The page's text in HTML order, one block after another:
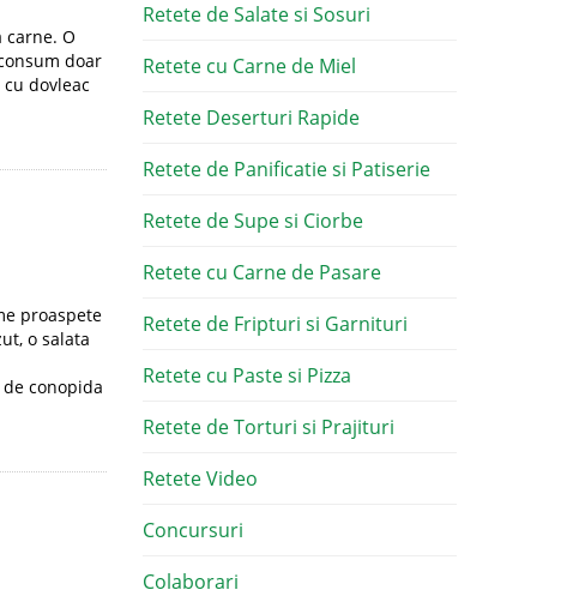
O
doar
dovleac
proaspete
o salata
conopida
Retete de Salate si Sosuri
Retete cu Carne de Miel
Retete Deserturi Rapide
Retete de Panificatie si Patiserie
Retete de Supe si Ciorbe
Retete cu Carne de Pasare
Retete de Fripturi si Garnituri
Retete cu Paste si Pizza
Retete de Torturi si Prajituri
Retete Video
Concursuri
Colaborari